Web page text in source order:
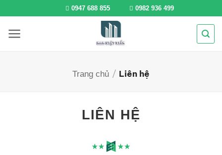
nội
0947 688 855 0982 936 499
Trang chủ / Liên hệ
LIÊN HỆ